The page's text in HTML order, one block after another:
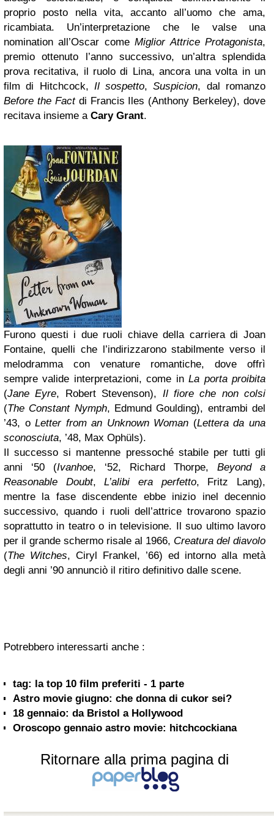
proprio posto nella vita, accanto all’uomo che ama,
ricambiata. Un’interpretazione che le valse una
nomination all’Oscar comeMiglior Attrice Protagonista,
premio ottenuto l’anno successivo, un’altra splendida
prova recitativa, il ruolo di Lina, ancora una volta in un
film di Hitchcock, Il sospetto,Suspicion, dal romanzo
Before the Factdi Francis Iles (Anthony Berkeley), dove
recitava insieme a Cary Grant.
Furono questi i due ruoli chiave della carriera di Joan
Fontaine, quelli che l’indirizzarono stabilmente verso il
melodramma con venature romantiche, dove offrì
sempre valide interpretazioni, come inLa porta proibita
(Jane Eyre, Robert Stevenson), Il fiore che non colsi
(The Constant Nymph, Edmund Goulding), entrambi del
’43, oLetter from an Unknown Woman (Lettera da una
sconosciuta, ’48, Max Ophüls).
Il successo si mantenne pressoché stabile per tutti gli
anni ‘50 (Ivanhoe, ‘52, Richard Thorpe, Beyond a
Reasonable Doubt,L’alibi era perfetto, Fritz Lang),
mentre la fase discendente ebbe inizio inel decennio
successivo, quando i ruoli dell’attrice trovarono spazio
soprattutto in teatro o in televisione. Il suo ultimo lavoro
per il grande schermo risale al 1966, Creatura del diavolo
(The Witches, Ciryl Frankel, ’66) ed intorno alla metà
degli anni ’90 annunciò il ritiro definitivo dalle scene.
Potrebbero interessarti anche :
tag: la top 10 film preferiti - 1 parte
Astro movie giugno: che donna di cukor sei?
18 gennaio: da Bristol a Hollywood
Oroscopo gennaio astro movie: hitchcockiana
Ritornare alla prima pagina di